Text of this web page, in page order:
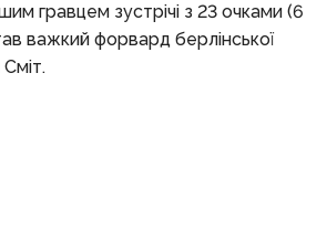
гравцем зустрічі з 23 очками (6
важкий форвард берлінської